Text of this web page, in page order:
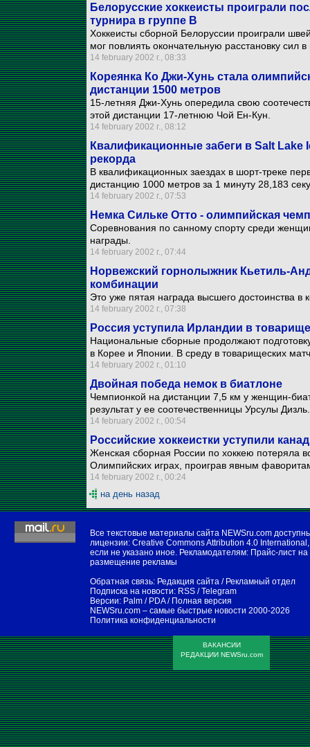
Белорусские хоккеисты проиграли
турнира в группе В
Хоккеисты сборной Белоруссии проиграли
мог повлиять окончательную расстановку сил в
14 february 2002 г., 08:33
Кореянка Ко Джи-Хунь стала
дистанции 1500 метров
15-летняя Джи-Хунь опередила свою
этой дистанции 17-летнюю Чой Ен-Кун.
14 february 2002 г., 08:12
Квалификационные забеги в Salt Lake
рекорда
В квалификационных заездах в шорт-треке
дистанцию 1000 метров за 1 минуту 28,183
14 february 2002 г., 07:53
Немка Сильке Отто - олимпийская
Соревнования по санному спорту среди
награды.
14 february 2002 г., 07:44
Норвежский горнолыжник Кьетиль-
комбинации
Это уже пятая награда высшего достоинства в
14 february 2002 г., 07:38
Россия уступила Ирландии в
Национальные сборные продолжают
в Корее и Японии. В среду в товарищеских
14 february 2002 г., 01:10
Двойная победа немок в биатлоне
Чемпионкой на дистанции 7,5 км у женщин-
результат у ее соотечественницы Урсулы
14 february 2002 г., 00:54
Российские хоккеистки уступили
Женская сборная России по хоккею потеряла
Олимпийских играх, проиграв явным
14 february 2002 г., 00:24
на день назад
Все текстовые материалы сайта NEWSru.com
лицензии: Creative Commons Attribution 4.0 International ,
если не указано иное. Рекламодателям: Прайс-лист на
размещение рекламы
Обратная связь: Редакция сайта / Рекламный отдел
Подписка на новости: RSS /Telegram
Версии: Palm / PDA/ Полная версия
NEWSru.com – самые быстрые новости 2000-2026
Политика конфиденциальности
ВАКАНСИИ
РЕДАКЦИИ NEWSru.com